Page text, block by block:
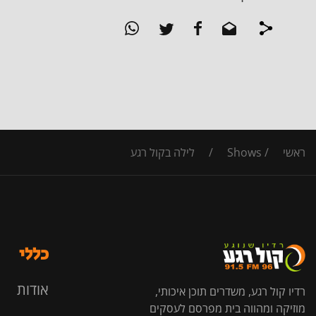
ראשי /
Shows
/ לילה בקול רגע
רדיו קול רגע, משדרים תוכן איכותי,
מוזיקה ומהווה בית מפרסם לעסקים
כללי
אודות